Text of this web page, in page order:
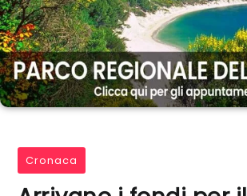
Cronaca